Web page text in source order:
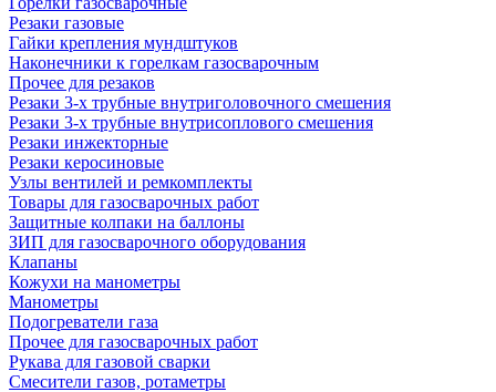
Резаки газовые
Гайки крепления мундштуков
Наконечники к горелкам газосварочным
Прочее для резаков
Резаки 3-х трубные внутриголовочного смешения
Резаки 3-х трубные внутрисоплового смешения
Резаки инжекторные
Резаки керосиновые
Узлы вентилей и ремкомплекты
Товары для газосварочных работ
Защитные колпаки на баллоны
ЗИП для газосварочного оборудования
Клапаны
Кожухи на манометры
Манометры
Подогреватели газа
Прочее для газосварочных работ
Рукава для газовой сварки
Смесители газов, ротаметры